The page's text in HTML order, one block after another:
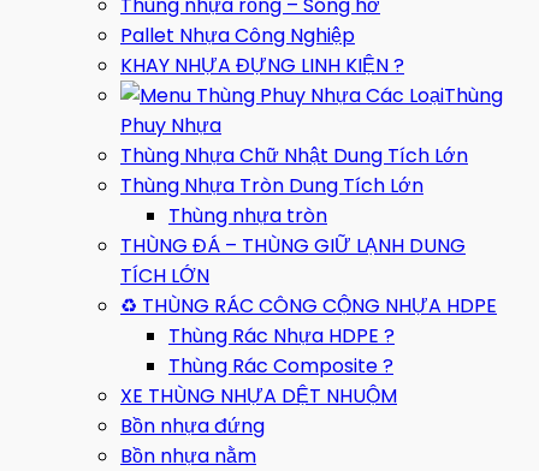
Pallet Nhựa Công Nghiệp
KHAY NHỰA ĐỰNG LINH KIỆN ?
Thùng
Phuy Nhựa
Thùng Nhựa Chữ Nhật Dung Tích Lớn
Thùng Nhựa Tròn Dung Tích Lớn
Thùng nhựa tròn
THÙNG ĐÁ – THÙNG GIỮ LẠNH DUNG
TÍCH LỚN
♻️ THÙNG RÁC CÔNG CỘNG NHỰA HDPE
Thùng Rác Nhựa HDPE ?
Thùng Rác Composite ?
XE THÙNG NHỰA DỆT NHUỘM
Bồn nhựa đứng
Bồn nhựa nằm